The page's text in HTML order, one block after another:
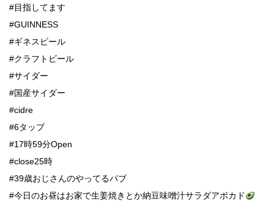
#目指してます
#GUINNESS
#ギネスビール
#クラフトビール
#サイダー
#国産サイダー
#cidre
#6タップ
#17時59分Open
#close25時
#39歳おじさんのやってるパブ
#今日のお昼はお家で生姜焼きとか納豆味噌汁サラダアボカド